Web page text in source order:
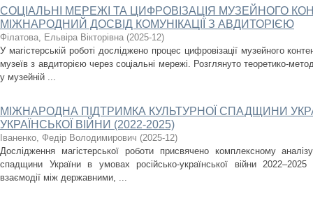
СОЦІАЛЬНІ МЕРЕЖІ ТА ЦИФРОВІЗАЦІЯ МУЗЕЙНОГО
МІЖНАРОДНИЙ ДОСВІД КОМУНІКАЦІЇ З АВДИТОРІЄЮ
Філатова, Ельвіра Вікторівна (2025-12)
У магістерській роботі досліджено процес цифровізації музейного
музеїв з авдиторією через соціальні мережі. Розглянуто теоретико-
у музейній ...
МІЖНАРОДНА ПІДТРИМКА КУЛЬТУРНОЇ СПАДЩИНИ
УКРАЇНСЬКОЇ ВІЙНИ (2022-2025)
Іваненко, Федір Володимирович (2025-12)
Дослідження магістерської роботи присвячено комплексному
спадщини України в умовах російсько-української війни
взаємодії між державними, ...